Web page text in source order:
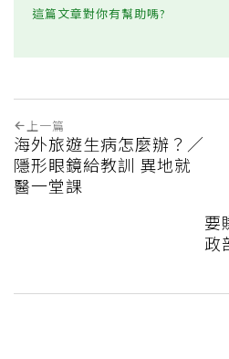
這篇文章對你有幫助嗎?
上一篇
海外旅遊生病怎麼辦？／
隱形眼鏡給教訓 異地就
醫一堂課
要
政